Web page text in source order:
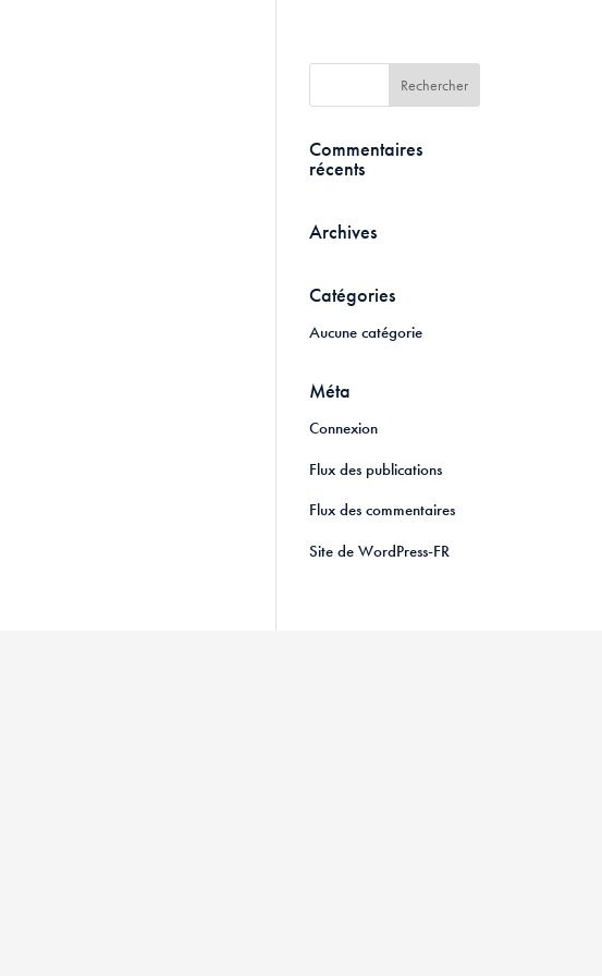
Commentaires
récents
Archives
Catégories
Aucune catégorie
Méta
Connexion
Flux des publications
Flux des commentaires
Site de WordPress-FR